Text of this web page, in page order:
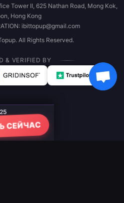
СЕЙЧАС
Tower II, 625 Nathan Road, Mong Kok,
Hong Kong
ibittopup@gmail.com
All Rights Reserved.
& VERIFIED BY